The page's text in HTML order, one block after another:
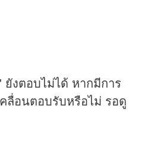
งตอบไม่ได้ หากมีการ
ลื่อนตอบรับหรือไม่ รอดู